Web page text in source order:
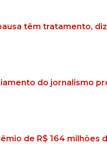
têm tratamento,
do jornalismo
de R$ 164 milhões